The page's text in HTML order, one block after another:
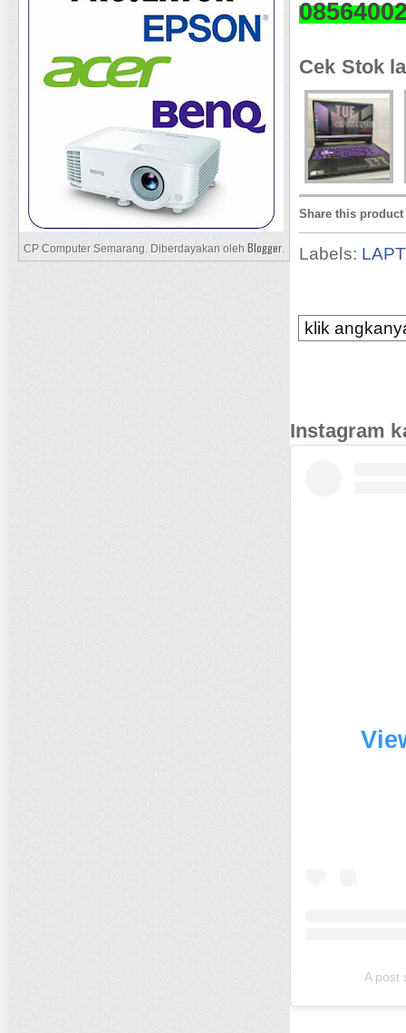
Cek Stok
Share this product
Labels:
klik
Instagram
A post
CP Computer Semarang. Diberdayakan oleh Blogger.